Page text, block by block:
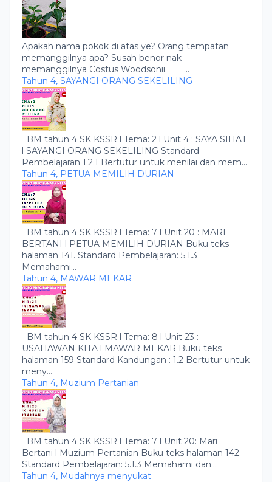
Apakah nama pokok di atas ye? Orang tempatan
memanggilnya apa? Susah benor nak
memanggilnya Costus Woodsonii. ...
Tahun 4, SAYANGI ORANG SEKELILING
BM tahun 4 SK KSSR l Tema: 2 l Unit 4 : SAYA SIHAT
l SAYANGI ORANG SEKELILING Standard
Pembelajaran 1.2.1 Bertutur untuk menilai dan mem...
Tahun 4, PETUA MEMILIH DURIAN
BM tahun 4 SK KSSR l Tema: 7 l Unit 20 : MARI
BERTANI l PETUA MEMILIH DURIAN Buku teks
halaman 141. Standard Pembelajaran: 5.1.3
Memahami...
Tahun 4, MAWAR MEKAR
BM tahun 4 SK KSSR l Tema: 8 l Unit 23 :
USAHAWAN KITA l MAWAR MEKAR Buku teks
halaman 159 Standard Kandungan : 1.2 Bertutur untuk
meny...
Tahun 4, Muzium Pertanian
BM tahun 4 SK KSSR l Tema: 7 l Unit 20: Mari
Bertani l Muzium Pertanian Buku teks halaman 142.
Standard Pembelajaran: 5.1.3 Memahami dan...
Tahun 4, Mudahnya menyukat